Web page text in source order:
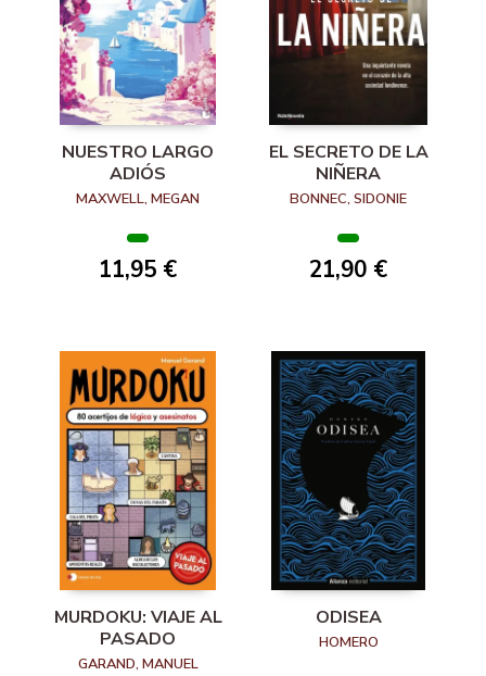
NUESTRO LARGO
ADIÓS
MAXWELL, MEGAN
11,95 €
EL SECRETO DE LA
NIÑERA
BONNEC, SIDONIE
21,90 €
MURDOKU: VIAJE AL
PASADO
GARAND, MANUEL
ODISEA
HOMERO